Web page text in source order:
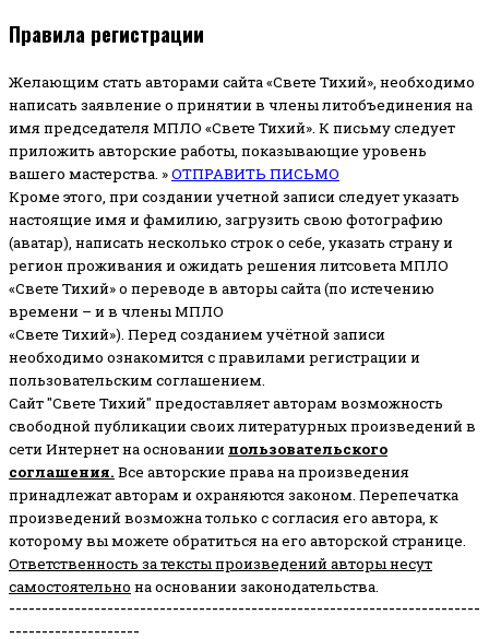
Правила регистрации
Желающим стать авторами сайта «Свете Тихий», необходимо
написать заявление о принятии в члены литобъединения на
имя председателя МПЛО «Свете Тихий». К письму следует
приложить авторские работы, показывающие уровень
вашего мастерства. »ОТПРАВИТЬ ПИСЬМО
Кроме этого, при создании учетной записи следует указать
настоящие имя и фамилию, загрузить свою фотографию
(аватар), написать несколько строк о себе, указать страну и
регион проживания и ожидать решения литсовета МПЛО
«Свете Тихий» о переводе в авторы сайта (по истечению
времени – и в члены МПЛО
«Свете Тихий»). Перед созданием учётной записи
необходимо ознакомится с правилами регистрации и
пользовательским соглашением.
Сайт "Свете Тихий" предоставляет авторам возможность
свободной публикации своих литературных произведений в
сети Интернет на основании пользовательского
соглашения. Все авторские права на произведения
принадлежат авторам и охраняются законом. Перепечатка
произведений возможна только с согласия его автора, к
которому вы можете обратиться на его авторской странице.
Ответственность за тексты произведений авторы несут
самостоятельно на основании законодательства.
------------------------------------------------------------------------
--------------------